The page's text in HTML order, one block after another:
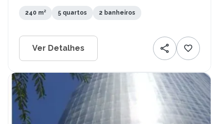
240 m² 5 quartos 2 banheiros
Ver Detalhes